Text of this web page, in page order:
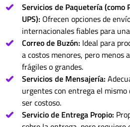
Servicios de Paquetería (como
UPS): Ofrecen opciones de
internacionales fiables para
Correo de Buzón: Ideal para
a costos menores, pero menos
frágiles o grandes.
Servicios de Mensajería:
urgentes con entrega el
ser costoso.
Servicio de Entrega Propio: